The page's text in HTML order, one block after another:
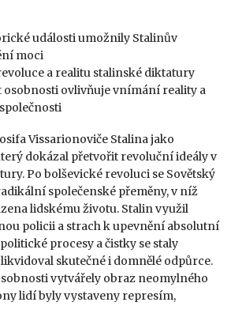
události umožnily Stalinův
moci
a realitu stalinské diktatury
osobnosti ovlivňuje vnímání reality a
Vissarionoviče Stalina jako
dokázal přetvořit revoluční ideály v
Po bolševické revoluci se Sovětský
společenské přeměny, v níž
lidskému životu. Stalin využil
policii a strach k upevnění absolutní
procesy a čistky se staly
skutečné i domnělé odpůrce.
vytvářely obraz neomylného
lidí byly vystaveny represím,